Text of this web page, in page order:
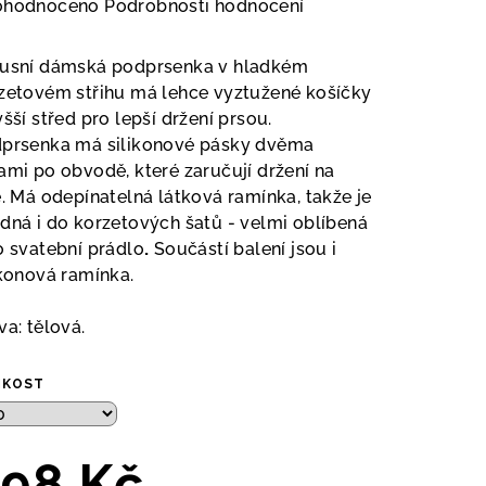
Podrobnosti hodnocení
dámská podprsenka v hladkém
střihu má lehce vyztužené košíčky
střed pro lepší držení prsou.
má silikonové pásky dvěma
po obvodě, které zaručují držení na
Má odepínatelná látková ramínka, takže je
i do korzetových šatů - velmi oblíbená
svatební prádlo. Součástí balení jsou i
ramínka.
tělová.